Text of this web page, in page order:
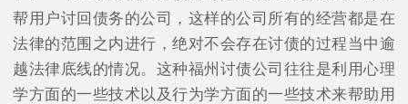
帮用户讨回债务的公司，这样的公司所有的经营都是在
法律的范围之内进行，绝对不会存在讨债的过程当中逾
越法律底线的情况。这种福州讨债公司往往是利用心理
学方面的一些技术以及行为学方面的一些技术来帮助用